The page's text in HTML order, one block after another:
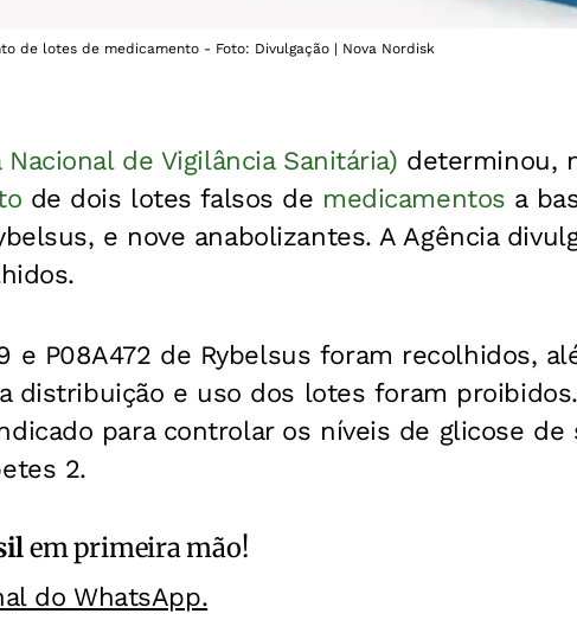
de lotes de medicamento - Foto: Divulgação | Nova Nordisk
Nacional de Vigilância Sanitária) determinou,
de dois lotes falsos de medicamentos a
e nove anabolizantes. A Agência
e P08A472 de Rybelsus foram recolhidos,
distribuição e uso dos lotes foram
para controlar os níveis de glicose de
2.
em primeira mão!
do WhatsApp.